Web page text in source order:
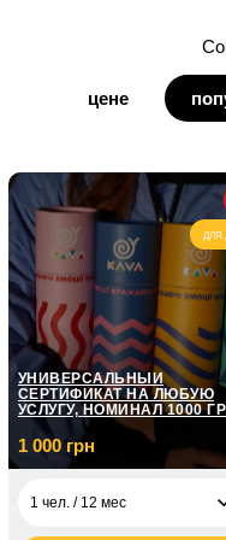
для дедушки
для бабушки
для кума
цене
ДЛЯ
УНИВЕРСАЛЬНЫЙ
СЕРТИФИКАТ НА ЛЮБУЮ
УСЛУГУ, НОМИНАЛ 1000
1 000 грн
1 чел. / 12 мес